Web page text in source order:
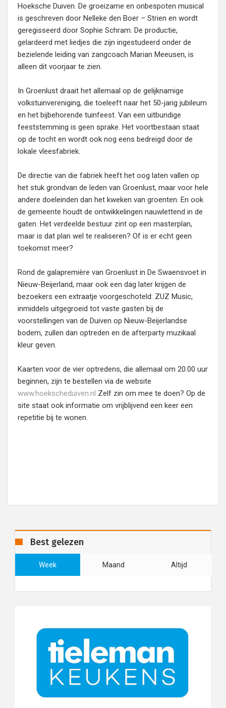
Hoeksche Duiven. De groeizame en onbespoten musical
is geschreven door Nelleke den Boer – Strien en wordt
geregisseerd door Sophie Schram. De productie,
gelardeerd met liedjes die zijn ingestudeerd onder de
bezielende leiding van zangcoach Marian Meeusen, is
alleen dit voorjaar te zien.
In Groenlust draait het allemaal op de gelijknamige
volkstuinvereniging, die toeleeft naar het 50-jarig jubileum
en het bijbehorende tuinfeest. Van een uitbundige
feeststemming is geen sprake. Het voortbestaan staat
op de tocht en wordt ook nog eens bedreigd door de
lokale vleesfabriek.
De directie van die fabriek heeft het oog laten vallen op
het stuk grondvan de leden van Groenlust, maar voor hele
andere doeleinden dan het kweken van groenten. En ook
de gemeente houdt de ontwikkelingen nauwlettend in de
gaten. Het verdeelde bestuur zint op een masterplan,
maar is dat plan wel te realiseren? Of is er echt geen
toekomst meer?
Rond de galapremière van Groenlust in De Swaensvoet in
Nieuw-Beijerland, maar ook een dag later krijgen de
bezoekers een extraatje voorgeschoteld: ZUZ Music,
inmiddels uitgegroeid tot vaste gasten bij de
voorstellingen van de Duiven op Nieuw-Beijerlandse
bodem, zullen dan optreden en de afterparty muzikaal
kleur geven.
Kaarten voor de vier optredens, die allemaal om 20.00 uur
beginnen, zijn te bestellen via de website
www.hoekscheduiven.nl Zelf zin om mee te doen? Op de
site staat ook informatie om vrijblijvend een keer een
repetitie bij te wonen.
Best gelezen
Week Maand Altijd